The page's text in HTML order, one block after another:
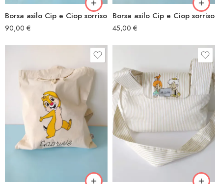
Borsa asilo Cip e Ciop sorriso
90,00 €
Borsa asilo Cip e Ciop sorriso
45,00 €